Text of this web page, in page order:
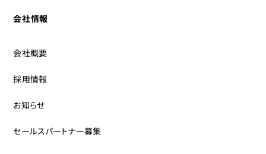
会社情報
会社概要
採用情報
お知らせ
セールスパートナー募集